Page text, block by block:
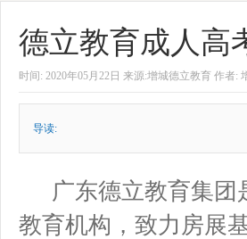
德立教育成人高
时间: 2020年05月22日 来源:增城德立教育 作者:
导读:
广东德立教育集
教育机构，致力房展